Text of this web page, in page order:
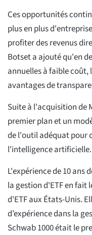
Ces opportunités
plus en plus
profiter des revenus
Botset a ajouté qu'en
annuelles à faible coût,
avantages de
Suite à l'acquisition de
premier plan et un
de l'outil adéquat pour
l'intelligence artificielle.
L'expérience de 10 ans
la gestion d'ETF en fait
d'ETF aux États-Unis.
d’expérience dans la
Schwab 1000 était le